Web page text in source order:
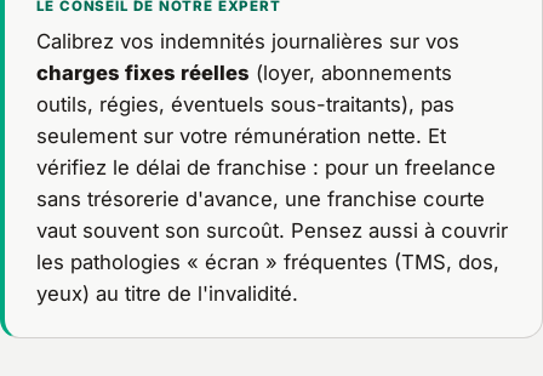
LE CONSEIL DE NOTRE EXPERT
Calibrez vos indemnités journalières sur vos
charges fixes réelles (loyer, abonnements
outils, régies, éventuels sous-traitants), pas
seulement sur votre rémunération nette. Et
vérifiez le délai de franchise : pour un freelance
sans trésorerie d'avance, une franchise courte
vaut souvent son surcoût. Pensez aussi à couvrir
les pathologies « écran » fréquentes (TMS, dos,
yeux) au titre de l'invalidité.